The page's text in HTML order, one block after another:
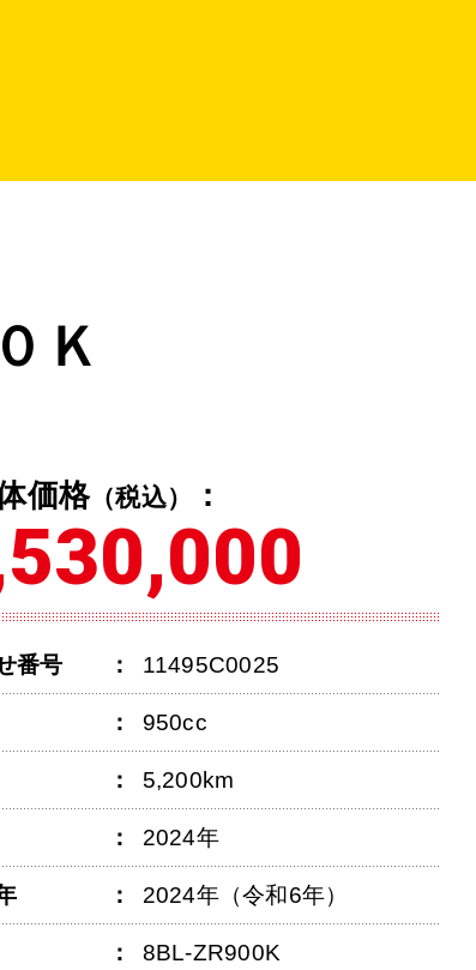
Ｋ
価格（税込） ：
番号 11495C0025
950cc
5,200km
2024年
2024年（令和6年）
8BL-ZR900K